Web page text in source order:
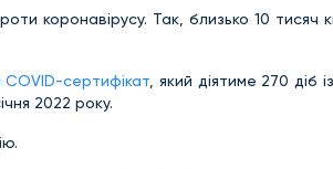
коронавірусу. Так, близько 10 тисяч
сертифікат , який діятиме 270 діб
2022 року.